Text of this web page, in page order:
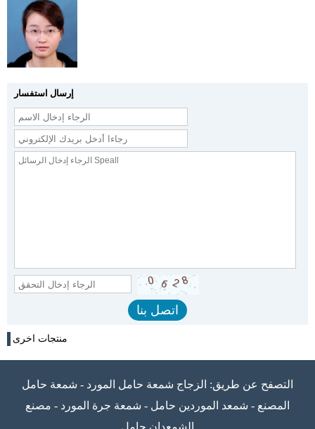
إرسال استفسار
منتجات اخرى
التصفح عن طريق: الزجاج شمعة حامل المورد - شمعة حامل
المصنع - شمعد الموردين حامل - شمعة جرة المورد - مصنع
الشمعدان حامل